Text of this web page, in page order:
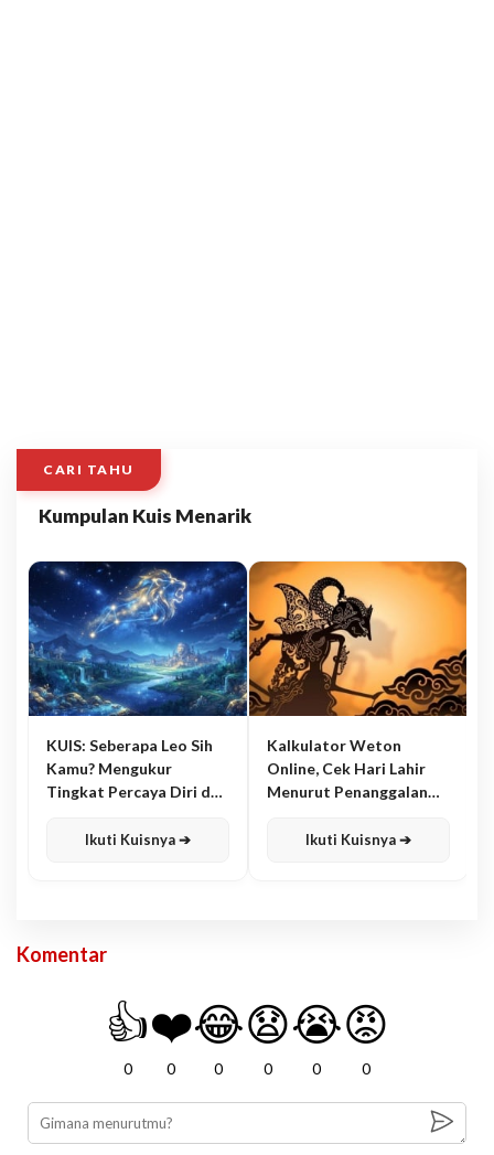
CARI TAHU
Kumpulan Kuis Menarik
KUIS: Seberapa Leo Sih
Kamu? Mengukur
Tingkat Percaya Diri dan
Ikuti Kuisnya ➔
Kalkulator Weton
Online, Cek Hari Lahir
Menurut Penanggalan
Ikuti Kuisnya ➔
Komentar
👍
0
❤️
0
😂
0
😧
0
😭
0
😡
0